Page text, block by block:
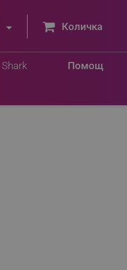
 Количка
Помощ
Shark